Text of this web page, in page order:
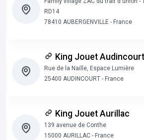
RD14
78410 AUBERGENVILLE - France
King Jouet Audincourt
Rue de la Naille, Espace Lumière
25400 AUDINCOURT - France
King Jouet Aurillac
139 avenue de Conthe
15000 AURILLAC - France